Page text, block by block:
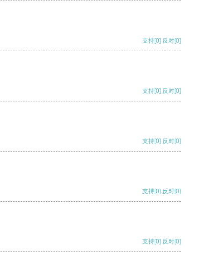
支持[0] 反对[0]
支持[0] 反对[0]
支持[0] 反对[0]
支持[0] 反对[0]
支持[0] 反对[0]